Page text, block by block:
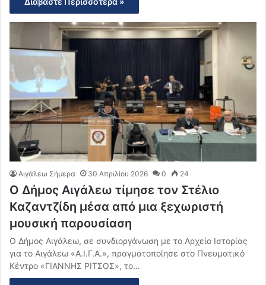
Αιγάλεω Σήμερα 30 Απριλίου 2026 0 24
Ο Δήμος Αιγάλεω τίμησε τον Στέλιο
Καζαντζίδη μέσα από μια ξεχωριστή
μουσική παρουσίαση
Ο Δήμος Αιγάλεω, σε συνδιοργάνωση με το Αρχείο Ιστορίας
για το Αιγάλεω «Α.Ι.Γ.Α.», πραγματοποίησε στο Πνευματικό
Κέντρο «ΓΙΑΝΝΗΣ ΡΙΤΣΟΣ», το…